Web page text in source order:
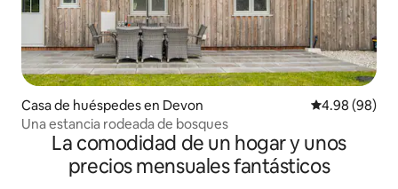
Casa de huéspedes en Devon Calificación
4.98 (98)
Una estancia rodeada de bosques
La comodidad de un hogar y unos
precios mensuales fantásticos